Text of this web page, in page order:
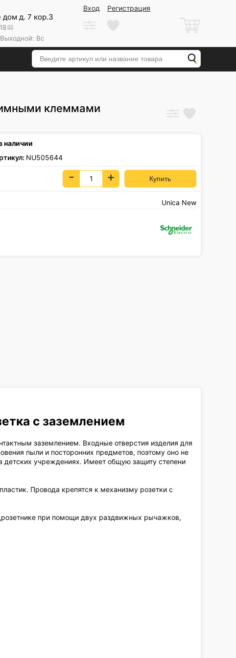
д. 7 кор.3
00
Выходной: Вс
Вход Регистрация
клеммами
наличии
NU505644
- +
Unica New
с заземлением
заземлением. Входные отверстия изделия для
пыли и посторонних предметов, поэтому оно не
учреждениях. Имеет общую защиту степени
Провода крепятся к механизму розетки с
при помощи двух раздвижных рычажков,